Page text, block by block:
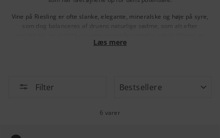
Vine på Riesling er ofte slanke, elegante, mineralske og høje på syre,
som dog balanceres af druens naturlige sødme, som alt efter
meget madvenlige og kan lagre længe.
Læs mere
Filter Bestsellere
6 varer